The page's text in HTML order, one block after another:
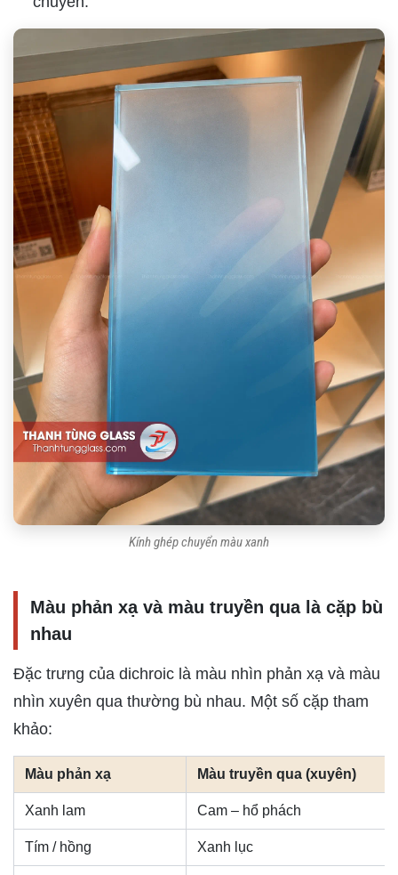
Kính ghép chuyển màu xanh
Màu phản xạ và màu truyền qua là cặp bù
nhau
Đặc trưng của dichroic là màu nhìn phản xạ và màu
nhìn xuyên qua thường bù nhau. Một số cặp tham
khảo:
Màu phản xạ Màu truyền qua (xuyên)
Xanh lam Cam – hổ phách
Tím / hồng Xanh lục